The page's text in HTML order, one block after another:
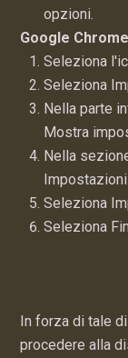
opzioni.
Google Chrome
Seleziona
Seleziona
Nella parte
Mostra
Nella
Impostazioni
Seleziona
Seleziona
In forza di tale
procedere alla